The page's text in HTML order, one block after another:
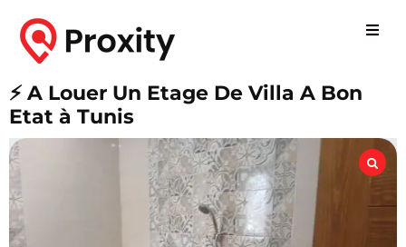
⚡ A Louer Un Etage De Villa A Bon
Etat à Tunis